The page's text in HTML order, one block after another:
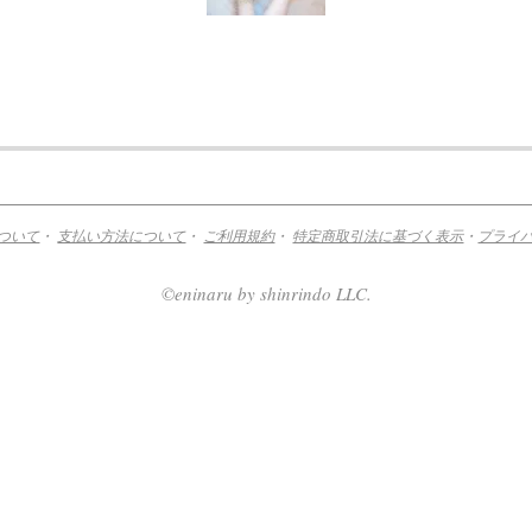
いて・ 支払い方法について・ ご利用規約・ 特定商取引法に基づく表示・ プライ
©eninaru by shinrindo LLC.